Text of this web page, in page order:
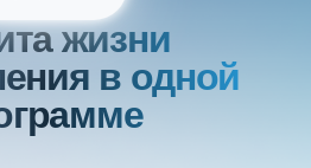
жизни
в одной